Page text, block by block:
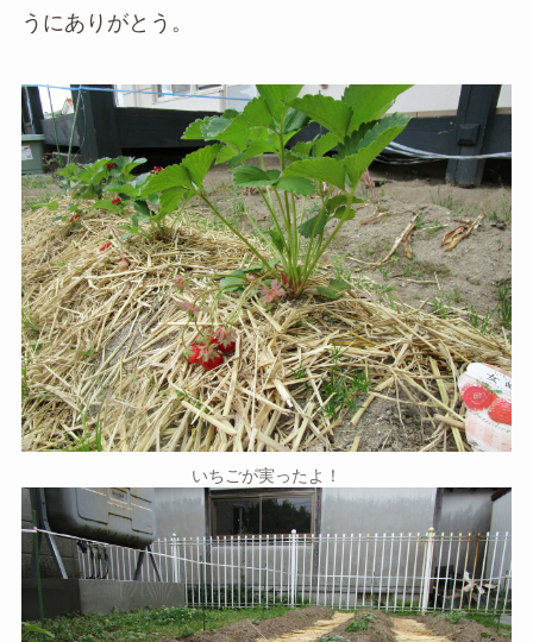
うにありがとう。
いちごが実ったよ！